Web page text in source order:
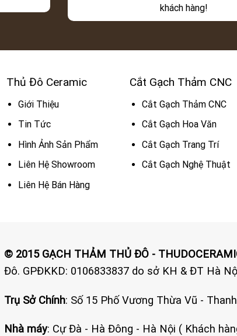
khách hàng!
Thủ Đô Ceramic
Giới Thiệu
Tin Tức
Hình Ảnh Sản Phẩm
Liên Hệ Showroom
Liên Hệ Bán Hàng
Cắt Gạch Thảm CNC
Cắt Gạch Thảm CNC
Cắt Gạch Hoa Văn
Cắt Gạch Trang Trí
Cắt Gạch Nghệ Thuật
© 2015 GẠCH THẢM THỦ ĐÔ -
Đô. GPĐKKD: 0106833837 do sở KH & ĐT Hà
Trụ Sở Chính: Số 15 Phố Vương Thừa Vũ -
Nhà máy: Cự Đà - Hà Đông - Hà Nội ( Khách